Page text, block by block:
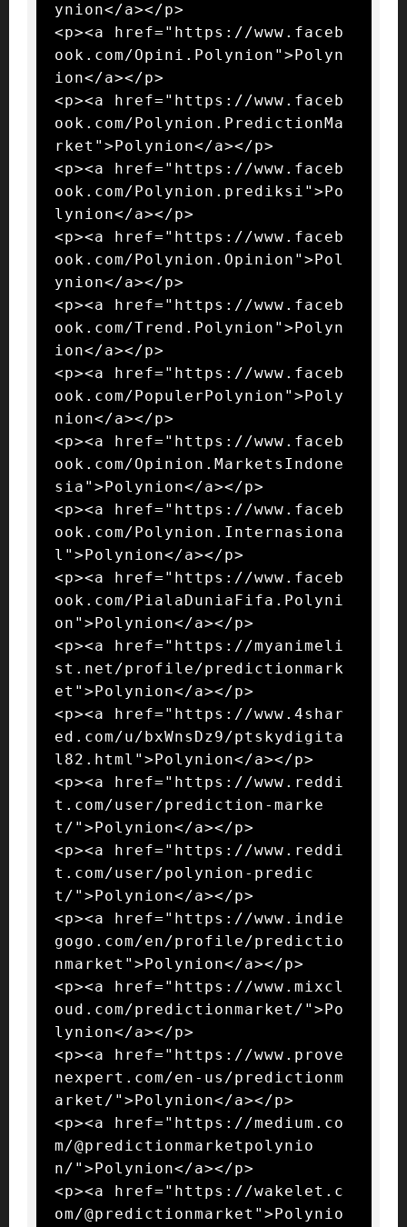
ynion</a></p>
<p><a href="https://www.faceb
ook.com/Opini.Polynion">Polyn
ion</a></p>
<p><a href="https://www.faceb
ook.com/Polynion.PredictionMa
rket">Polynion</a></p>
<p><a href="https://www.faceb
ook.com/Polynion.prediksi">Po
lynion</a></p>
<p><a href="https://www.faceb
ook.com/Polynion.Opinion">Pol
ynion</a></p>
<p><a href="https://www.faceb
ook.com/Trend.Polynion">Polyn
ion</a></p>
<p><a href="https://www.faceb
ook.com/PopulerPolynion">Poly
nion</a></p>
<p><a href="https://www.faceb
ook.com/Opinion.MarketsIndone
sia">Polynion</a></p>
<p><a href="https://www.faceb
ook.com/Polynion.Internasiona
l">Polynion</a></p>
<p><a href="https://www.faceb
ook.com/PialaDuniaFifa.Polyni
on">Polynion</a></p>
<p><a href="https://myanimeli
st.net/profile/predictionmark
et">Polynion</a></p>
<p><a href="https://www.4shar
ed.com/u/bxWnsDz9/ptskydigita
l82.html">Polynion</a></p>
<p><a href="https://www.reddi
t.com/user/prediction-marke
t/">Polynion</a></p>
<p><a href="https://www.reddi
t.com/user/polynion-predic
t/">Polynion</a></p>
<p><a href="https://www.indie
gogo.com/en/profile/predictio
nmarket">Polynion</a></p>
<p><a href="https://www.mixcl
oud.com/predictionmarket/">Po
lynion</a></p>
<p><a href="https://www.prove
nexpert.com/en-us/predictionm
arket/">Polynion</a></p>
<p><a href="https://medium.co
m/@predictionmarketpolynio
n/">Polynion</a></p>
<p><a href="https://wakelet.c
om/@predictionmarket">Polynio